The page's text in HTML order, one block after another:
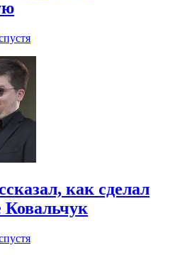
как сделал
Ковальчук